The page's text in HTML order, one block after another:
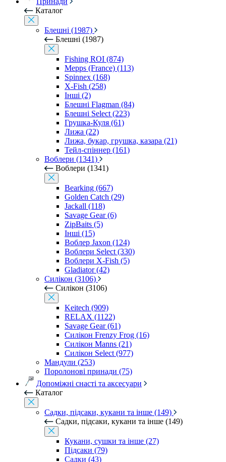
Каталог
Блешні (1987)
Блешні (1987)
Fishing ROI (874)
Mepps (France) (113)
Spinnex (168)
X-Fish (258)
Інші (2)
Блешні Flagman (84)
Блешні Select (223)
Грушка-Куля (61)
Лижа (22)
Лижа, букар, грушка, казара (21)
Тейл-спіннер (161)
Воблери (1341)
Воблери (1341)
Bearking (667)
Golden Catch (29)
Jackall (118)
Savage Gear (6)
ZipBaits (5)
Інші (15)
Воблер Jaxon (124)
Воблери Select (330)
Воблери X-Fish (5)
Gladiator (42)
Силікон (3106)
Силікон (3106)
Keitech (909)
RELAX (1122)
Savage Gear (61)
Силікон Frenzy Frog (16)
Силікон Manns (21)
Силікон Select (977)
Мандули (253)
Поролонові принади (75)
Допоміжні снасті та аксесуари
Каталог
Садки, підсаки, кукани та інше (149)
Садки, підсаки, кукани та інше (149)
Кукани, сушки та інше (27)
Підсаки (79)
Садки (43)